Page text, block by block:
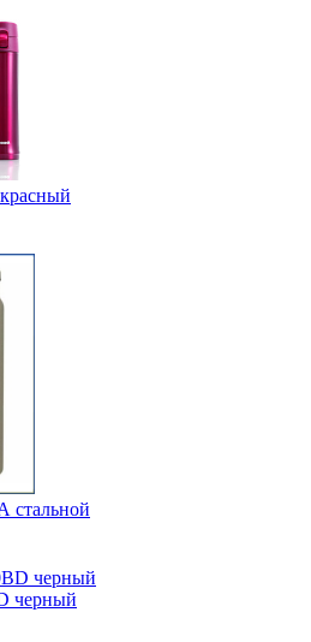
стальной
черный